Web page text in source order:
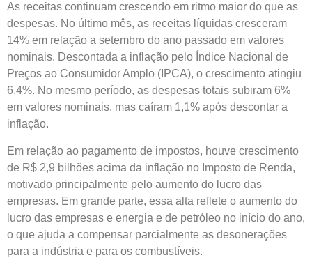
As receitas continuam crescendo em ritmo maior do que as
despesas. No último mês, as receitas líquidas cresceram
14% em relação a setembro do ano passado em valores
nominais. Descontada a inflação pelo Índice Nacional de
Preços ao Consumidor Amplo (IPCA), o crescimento atingiu
6,4%. No mesmo período, as despesas totais subiram 6%
em valores nominais, mas caíram 1,1% após descontar a
inflação.
Em relação ao pagamento de impostos, houve crescimento
de R$ 2,9 bilhões acima da inflação no Imposto de Renda,
motivado principalmente pelo aumento do lucro das
empresas. Em grande parte, essa alta reflete o aumento do
lucro das empresas e energia e de petróleo no início do ano,
o que ajuda a compensar parcialmente as desonerações
para a indústria e para os combustíveis.